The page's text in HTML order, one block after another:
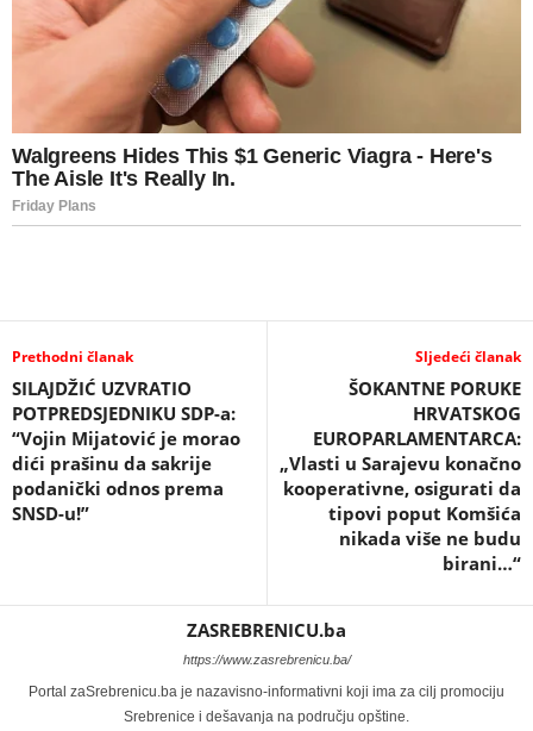
Prethodni članak
SILAJDŽIĆ UZVRATIO
POTPREDSJEDNIKU SDP-a:
“Vojin Mijatović je morao
dići prašinu da sakrije
podanički odnos prema
SNSD-u!”
Sljedeći članak
ŠOKANTNE PORUKE
HRVATSKOG
EUROPARLAMENTARCA:
„Vlasti u Sarajevu konačno
kooperativne, osigurati da
tipovi poput Komšića
nikada više ne budu
birani…“
ZASREBRENICU.ba
https://www.zasrebrenicu.ba/
Portal zaSrebrenicu.ba je nazavisno-informativni koji ima za cilj promociju
Srebrenice i dešavanja na području opštine.